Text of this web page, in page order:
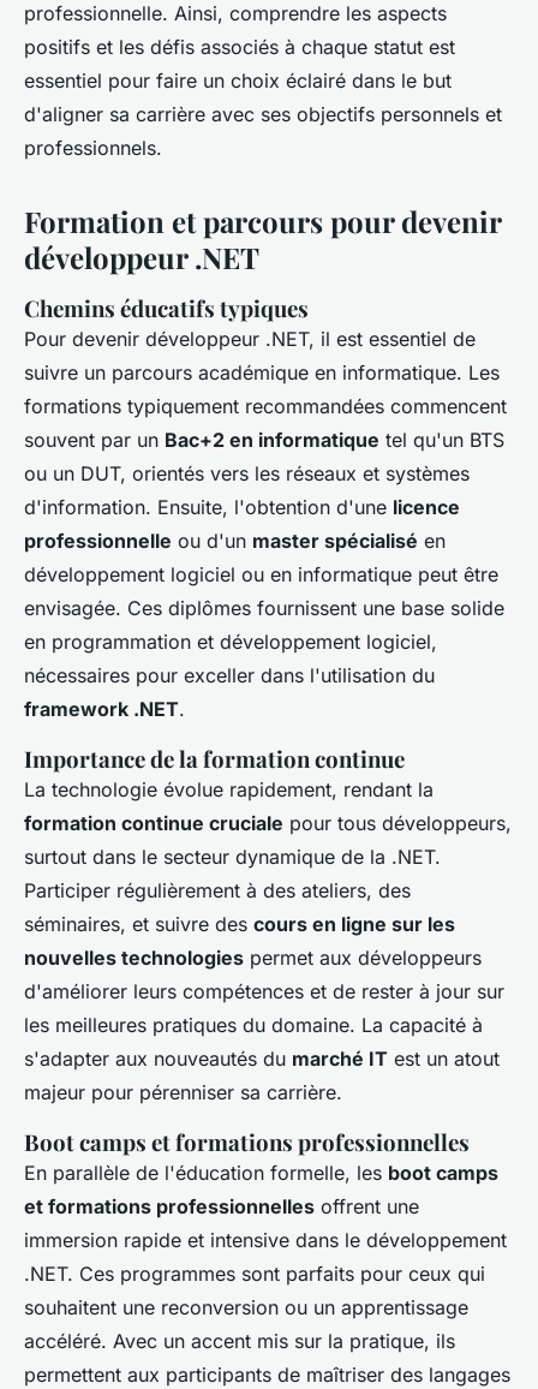
professionnelle. Ainsi, comprendre les aspects
positifs et les défis associés à chaque statut est
essentiel pour faire un choix éclairé dans le but
d'aligner sa carrière avec ses objectifs personnels et
professionnels.
Formation et parcours pour devenir
développeur .NET
Chemins éducatifs typiques
Pour devenir développeur .NET, il est essentiel de
suivre un parcours académique en informatique. Les
formations typiquement recommandées commencent
souvent par un Bac+2 en informatique tel qu'un BTS
ou un DUT, orientés vers les réseaux et systèmes
d'information. Ensuite, l'obtention d'une licence
professionnelle ou d'un master spécialisé en
développement logiciel ou en informatique peut être
envisagée. Ces diplômes fournissent une base solide
en programmation et développement logiciel,
nécessaires pour exceller dans l'utilisation du
framework .NET.
Importance de la formation continue
La technologie évolue rapidement, rendant la
formation continue cruciale pour tous développeurs,
surtout dans le secteur dynamique de la .NET.
Participer régulièrement à des ateliers, des
séminaires, et suivre des cours en ligne sur les
nouvelles technologies permet aux développeurs
d'améliorer leurs compétences et de rester à jour sur
les meilleures pratiques du domaine. La capacité à
s'adapter aux nouveautés du marché IT est un atout
majeur pour pérenniser sa carrière.
Boot camps et formations professionnelles
En parallèle de l'éducation formelle, les boot camps
et formations professionnelles offrent une
immersion rapide et intensive dans le développement
.NET. Ces programmes sont parfaits pour ceux qui
souhaitent une reconversion ou un apprentissage
accéléré. Avec un accent mis sur la pratique, ils
permettent aux participants de maîtriser des langages